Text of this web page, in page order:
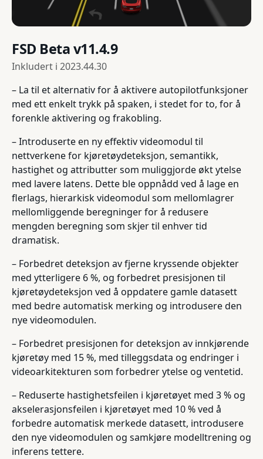
FSD Beta v11.4.9
Inkludert i 2023.44.30
– La til et alternativ for å aktivere autopilotfunksjoner
med ett enkelt trykk på spaken, i stedet for to, for å
forenkle aktivering og frakobling.
– Introduserte en ny effektiv videomodul til
nettverkene for kjøretøydeteksjon, semantikk,
hastighet og attributter som muliggjorde økt ytelse
med lavere latens. Dette ble oppnådd ved å lage en
flerlags, hierarkisk videomodul som mellomlagrer
mellomliggende beregninger for å redusere
mengden beregning som skjer til enhver tid
dramatisk.
– Forbedret deteksjon av fjerne kryssende objekter
med ytterligere 6 %, og forbedret presisjonen til
kjøretøydeteksjon ved å oppdatere gamle datasett
med bedre automatisk merking og introdusere den
nye videomodulen.
– Forbedret presisjonen for deteksjon av innkjørende
kjøretøy med 15 %, med tilleggsdata og endringer i
videoarkitekturen som forbedrer ytelse og ventetid.
– Reduserte hastighetsfeilen i kjøretøyet med 3 % og
akselerasjonsfeilen i kjøretøyet med 10 % ved å
forbedre automatisk merkede datasett, introdusere
den nye videomodulen og samkjøre modelltrening og
inferens tettere.